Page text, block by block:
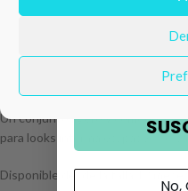
corta con delicado volante en las
Se combina con short verde
aportan un toque dulce y
Un conjunto ligero y cómodo,
para looks informales, paseos o
Disponible desde la talla 12
Email